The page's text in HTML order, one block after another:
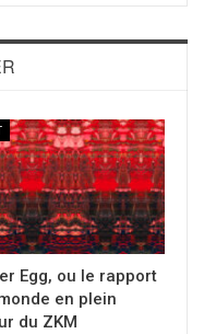
Egg, ou le rapport
en plein
du ZKM